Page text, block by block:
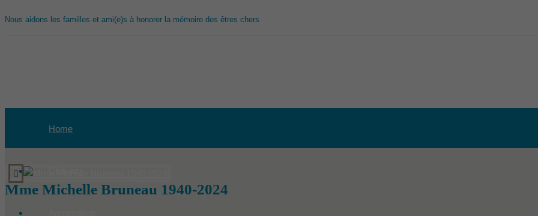
Nous aidons les familles et ami(e)s à honorer la mémoire des êtres chers
Home
Mme Michelle Bruneau 1940-2024